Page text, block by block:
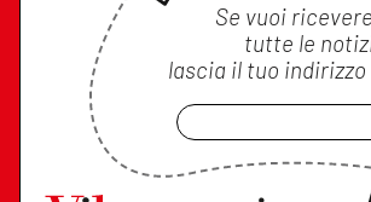
Se vuoi
tutte le
lascia il tuo